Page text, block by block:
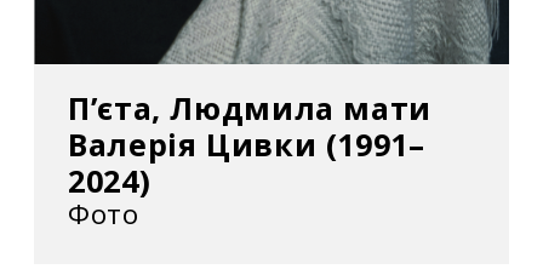
П’єта, Людмила мати
Валерія Цивки (1991–
2024)
Фото